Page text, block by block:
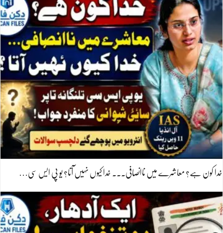
خدا کون ہے؟ معاشرے میں ناانصافی۔۔۔ خدا کیوں نہیں آتا؟ یو پی ایس سی…